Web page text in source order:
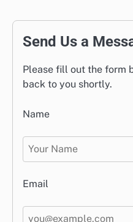
Send Us a
Please fill out the form
back to you shortly.
Name
Email